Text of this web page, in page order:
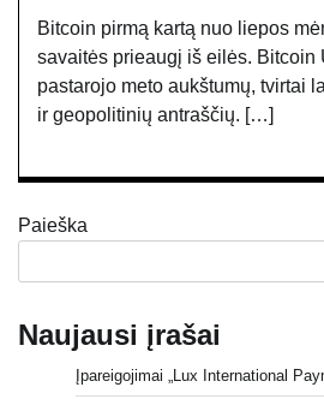
Bitcoin pirmą kartą nuo liepos
savaitės prieaugį iš eilės. Bitcoin
pastarojo meto aukštumų, tvirtai
ir geopolitinių antraščių. […]
Paieška
Naujausi įrašai
Įpareigojimai „Lux International